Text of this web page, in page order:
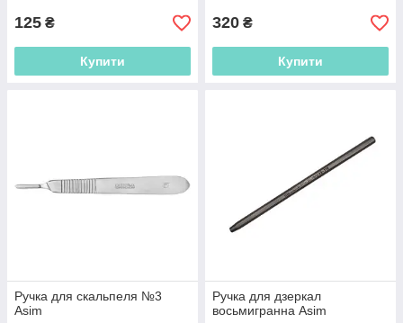
125 ₴
Купити
320 ₴
Купити
Ручка для скальпеля №3
Asim
Ручка для дзеркал
восьмигранна Asim